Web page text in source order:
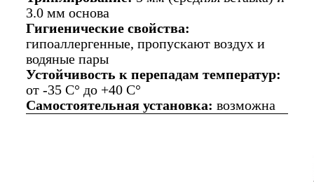
3.0 мм основа
Гигиенические свойства:
гипоаллергенные, пропускают воздух и
водяные пары
Устойчивость к перепадам температур:
от -35 C° до +40 C°
Самостоятельная установка: возможна